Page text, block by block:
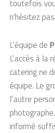
toutefois
n'hésitez
L’équipe de
L’accès à
catering ne
équipe. Le
l’autre
informé